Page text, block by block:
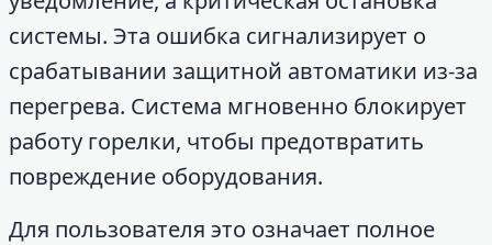
системы. Эта ошибка сигнализирует о
срабатывании защитной автоматики из-за
перегрева. Система мгновенно блокирует
работу горелки, чтобы предотвратить
повреждение оборудования.
Для пользователя это означает полное